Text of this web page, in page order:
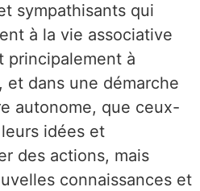
sympathisants qui
à la vie associative
principalement à
dans une démarche
autonome, que ceux-
idées et
des actions, mais
connaissances et